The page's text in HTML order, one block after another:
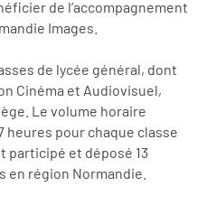
de l’accompagnement
Images.
de lycée général, dont
Cinéma et Audiovisuel,
Le volume horaire
heures pour chaque classe
participé et déposé 13
en région Normandie.